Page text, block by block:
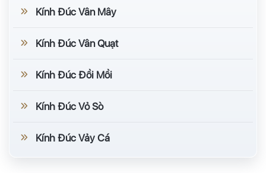
Kính Đúc Vân Mây
Kính Đúc Vân Quạt
Kính Đúc Đồi Mồi
Kính Đúc Vỏ Sò
Kính Đúc Vảy Cá